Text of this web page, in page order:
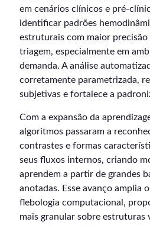
em cenários clínicos e pré-
identificar padrões
estruturais com maior precisão
triagem, especialmente em
demanda. A análise
corretamente parametrizada,
subjetivas e fortalece a
Com a expansão da
algoritmos passaram a
contrastes e formas
seus fluxos internos, criando
aprendem a partir de grandes
anotadas. Esse avanço amplia
flebologia computacional,
mais granular sobre estruturas